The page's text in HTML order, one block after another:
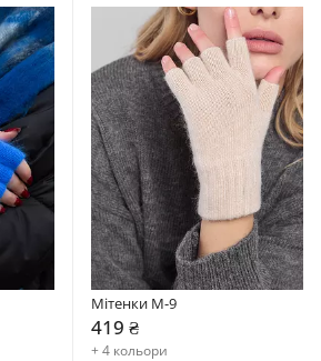
Мітенки M-9
419 ₴
+ 4 кольори